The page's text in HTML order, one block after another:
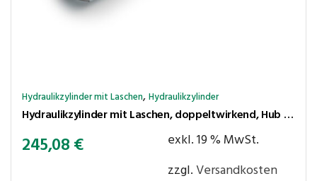
Hydraulikzylinder mit Laschen,Hydraulikzylinder
Hydraulikzylinder mit Laschen, doppeltwirkend, Hub 800 mm, Kolben ⌀50 mm, Stange ⌀25 mm
245,08€
exkl. 19 % MwSt.
zzgl.Versandkosten